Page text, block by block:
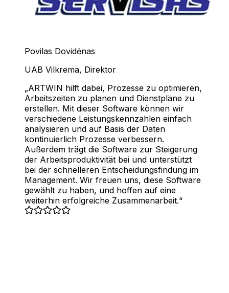
Povilas Dovidėnas
UAB Vilkrema, Direktor
ARTWIN hilft dabei, Prozesse zu optimieren,
Arbeitszeiten zu planen und Dienstpläne zu
erstellen. Mit dieser Software können wir
verschiedene Leistungskennzahlen einfach
analysieren und auf Basis der Daten
kontinuierlich Prozesse verbessern.
Außerdem trägt die Software zur Steigerung
der Arbeitsproduktivität bei und unterstützt
bei der schnelleren Entscheidungsfindung im
Management. Wir freuen uns, diese Software
gewählt zu haben, und hoffen auf eine
weiterhin erfolgreiche Zusammenarbeit.